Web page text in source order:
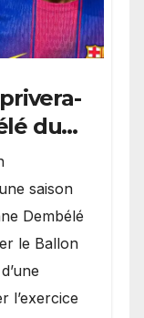
du
saison
Dembélé
le Ballon
l’exercice